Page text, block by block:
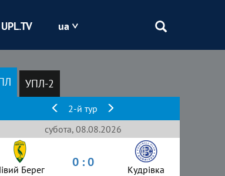
Кривбас
Оболонь
UPL.TV ua
УПЛ-2
2-й тур
субота, 08.08.2026
Берег 0 : 0 Кудрівка